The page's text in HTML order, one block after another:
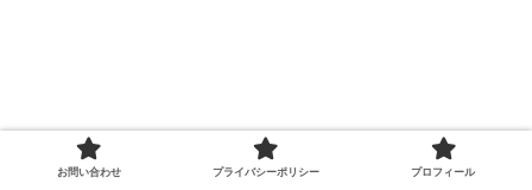
お問い合わせ プライバシーポリシー プロフィール